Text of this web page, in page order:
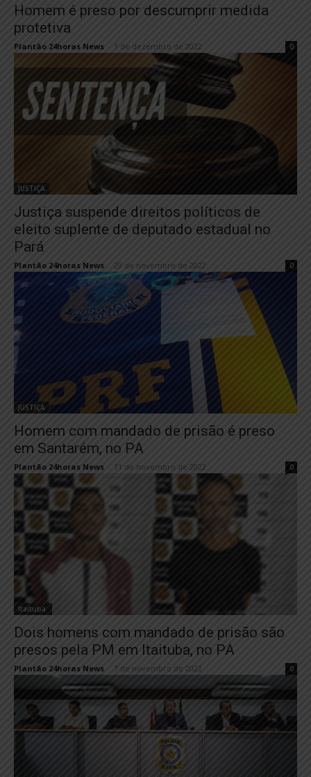
Homem é preso por descumprir medida
protetiva
Plantão 24horas News 1 de dezembro de 2022 0
JUSTIÇA
Justiça suspende direitos políticos de
eleito suplente de deputado estadual no
Pará
Plantão 24horas News 29 de novembro de 2022 0
JUSTIÇA
Homem com mandado de prisão é preso
em Santarém, no PA
Plantão 24horas News 11 de novembro de 2022 0
Itaituba
Dois homens com mandado de prisão são
presos pela PM em Itaituba, no PA
Plantão 24horas News 7 de novembro de 2022 0